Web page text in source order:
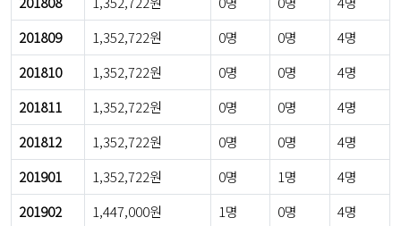
201809
1,352,722원 0명 0명
4명
201810
1,352,722원 0명 0명
4명
201811
1,352,722원 0명 0명
4명
201812
1,352,722원 0명 0명
4명
201901
1,352,722원 0명 1명
4명
201902
1,447,000원 1명 0명
4명